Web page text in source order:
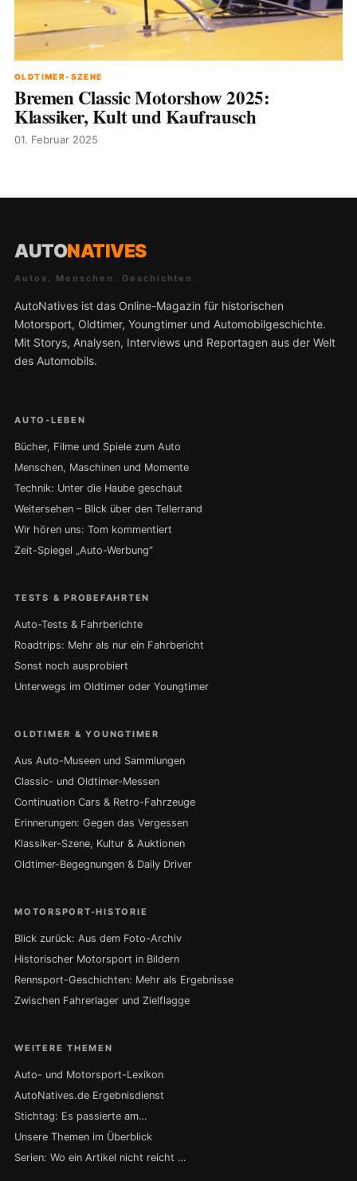
OLDTIMER-SZENE
Bremen Classic Motorshow 2025:
Klassiker, Kult und Kaufrausch
01. Februar 2025
AUTONATIVES
Autos. Menschen. Geschichten.
AutoNatives ist das Online-Magazin für historischen
Motorsport, Oldtimer, Youngtimer und Automobilgeschichte.
Mit Storys, Analysen, Interviews und Reportagen aus der Welt
des Automobils.
AUTO-LEBEN
Bücher, Filme und Spiele zum Auto
Menschen, Maschinen und Momente
Technik: Unter die Haube geschaut
Weitersehen – Blick über den Tellerrand
Wir hören uns: Tom kommentiert
Zeit-Spiegel „Auto-Werbung“
TESTS & PROBEFAHRTEN
Auto-Tests & Fahrberichte
Roadtrips: Mehr als nur ein Fahrbericht
Sonst noch ausprobiert
Unterwegs im Oldtimer oder Youngtimer
OLDTIMER & YOUNGTIMER
Aus Auto-Museen und Sammlungen
Classic- und Oldtimer-Messen
Continuation Cars & Retro-Fahrzeuge
Erinnerungen: Gegen das Vergessen
Klassiker-Szene, Kultur & Auktionen
Oldtimer-Begegnungen & Daily Driver
MOTORSPORT-HISTORIE
Blick zurück: Aus dem Foto-Archiv
Historischer Motorsport in Bildern
Rennsport-Geschichten: Mehr als Ergebnisse
Zwischen Fahrerlager und Zielflagge
WEITERE THEMEN
Auto- und Motorsport-Lexikon
AutoNatives.de Ergebnisdienst
Stichtag: Es passierte am…
Unsere Themen im Überblick
Serien: Wo ein Artikel nicht reicht …